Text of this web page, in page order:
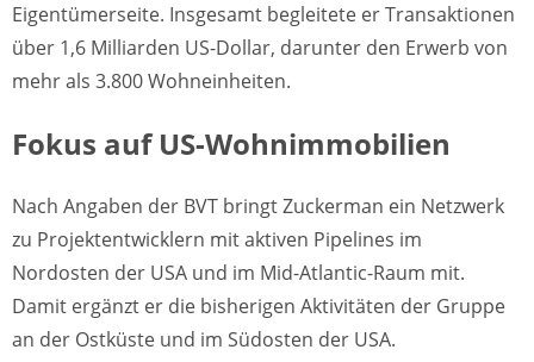
Eigentümerseite. Insgesamt begleitete er Transaktionen
über 1,6 Milliarden US-Dollar, darunter den Erwerb von
mehr als 3.800 Wohneinheiten.
Fokus auf US-Wohnimmobilien
Nach Angaben der BVT bringt Zuckerman ein Netzwerk
zu Projektentwicklern mit aktiven Pipelines im
Nordosten der USA und im Mid-Atlantic-Raum mit.
Damit ergänzt er die bisherigen Aktivitäten der Gruppe
an der Ostküste und im Südosten der USA.